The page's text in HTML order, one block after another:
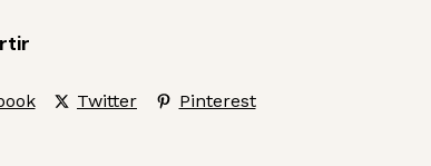
Twitter Pinterest